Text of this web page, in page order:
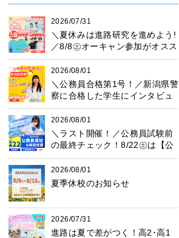
2026/07/31
＼夏休みは進路研究を進めよう!
／8/8㊏オーキャン参加がオスス
メ♪プレゼント抽選会も開催中！
2026/08/01
＼公務員合格第1号！／新潟県警
察に合格した学生にインタビュ
ー！
2026/08/01
＼ラスト開催！／公務員試験前
の最終チェック！8/22㊏は【公
務員模試】に参加しよう♪
2026/08/01
夏季休校のお知らせ
2026/07/31
進路は夏で差がつく！高2･高1